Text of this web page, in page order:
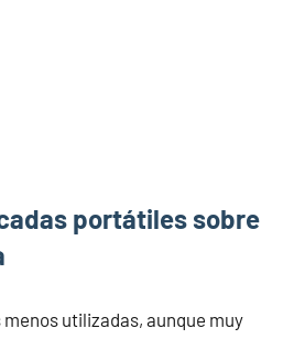
portátiles sobre
menos utilizadas, aunque muy